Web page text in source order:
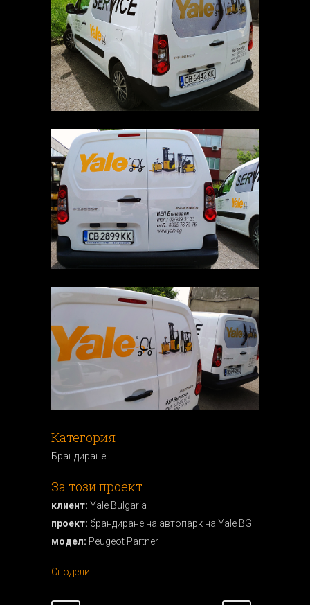
Категория
Брандиранe
За този проект
клиент: Yale Bulgaria
проект: брандиране на автопарк на Yale BG
модел: Peugeot Partner
Сподели